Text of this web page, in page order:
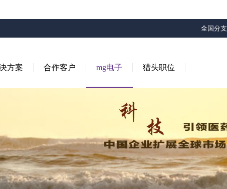
全国分支
方案 合作客户 mg电子 猎头职位